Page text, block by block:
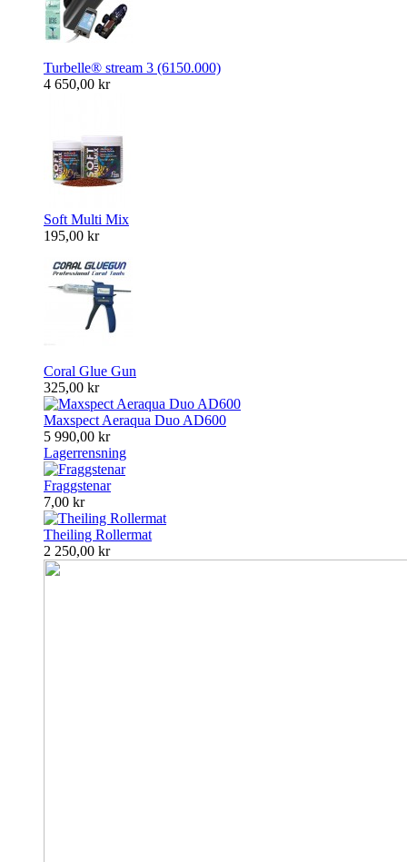
Turbelle® stream 3 (6150.000)
4 650,00 kr
Soft Multi Mix
195,00 kr
Coral Glue Gun
325,00 kr
Maxspect Aeraqua Duo AD600
5 990,00 kr
Lagerrensning
Fraggstenar
7,00 kr
Theiling Rollermat
2 250,00 kr